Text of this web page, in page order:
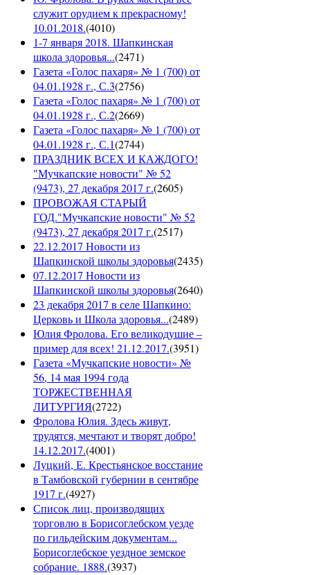
служит орудием к прекрасному!
10.01.2018.(4010)
1-7 января 2018. Шапкинская
школа здоровья...(2471)
Газета «Голос пахаря» № 1 (700) от
04.01.1928 г., С.3(2756)
Газета «Голос пахаря» № 1 (700) от
04.01.1928 г., С.2(2669)
Газета «Голос пахаря» № 1 (700) от
04.01.1928 г., С.1(2744)
ПРАЗДНИК ВСЕХ И КАЖДОГО!
"Мучкапские новости" № 52
(9473), 27 декабря 2017 г.(2605)
ПРОВОЖАЯ СТАРЫЙ
ГОД."Мучкапские новости" № 52
(9473), 27 декабря 2017 г.(2517)
22.12.2017 Новости из
Шапкинской школы здоровья(2435)
07.12.2017 Новости из
Шапкинской школы здоровья(2640)
23 декабря 2017 в селе Шапкино:
Церковь и Школа здоровья...(2489)
Юлия Фролова. Его великодушие –
пример для всех! 21.12.2017.(3951)
Газета «Мучкапские новости» №
56, 14 мая 1994 года
ТОРЖЕСТВЕННАЯ
ЛИТУРГИЯ(2722)
Фролова Юлия. Здесь живут,
трудятся, мечтают и творят добро!
14.12.2017.(4001)
Луцкий, Е. Крестьянское восстание
в Тамбовской губернии в сентябре
1917 г.(4927)
Список лиц, производящих
торговлю в Борисоглебском уезде
по гильдейским документам...
Борисоглебское уездное земское
собрание. 1888.(3937)